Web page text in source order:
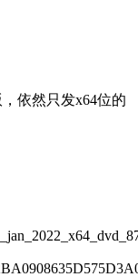
依然只发x64位的